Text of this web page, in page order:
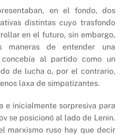
en el fondo, dos
distintas cuyo trasfondo
en el futuro, sin embargo,
maneras de entender una
al partido como un
de lucha o, por el contrario,
laxa de simpatizantes.
e inicialmente sorpresiva para
se posicionó al lado de Lenin.
marxismo ruso hay que decir